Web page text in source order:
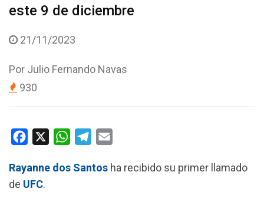
este 9 de diciembre
21/11/2023
Por Julio Fernando Navas
930
c
e
W
a
l
a
Rayanne dos Santos ha recibido su primer llamado
de UFC.